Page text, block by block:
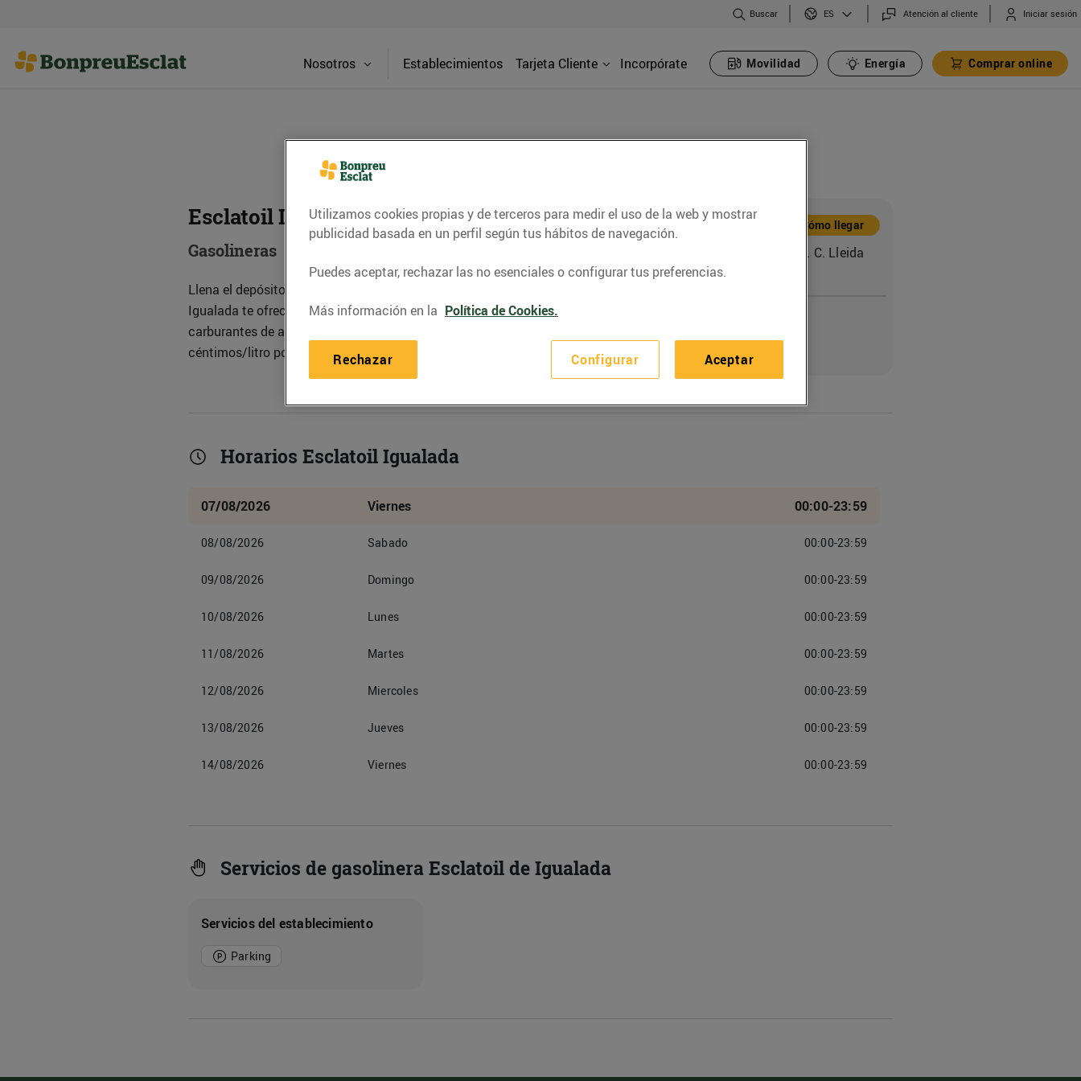
Buscar ES Atención al cliente Iniciar sesión
Nosotros Establecimientos Tarjeta Cliente Incorpórate Movilidad Energía Comprar online
Esclatoil Igualada
Gasolineras
Llena el depósito y ahorra en nuestras gasolineras 24h. En Esclatoil
Igualada te ofrecemos los mejores precios del mercado en
carburantes de alta calidad. Aprovecha el descuento de 5
céntimos/litro por ser cliente.
Dirección Cómo llegar
Av. Mestre Muntaner cant. C. Lleida
(08700) Igualada
93 661 84 31
Horarios Esclatoil Igualada
07/08/2026 Viernes 00:00-23:59
08/08/2026 Sabado 00:00-23:59
09/08/2026 Domingo 00:00-23:59
10/08/2026 Lunes 00:00-23:59
11/08/2026 Martes 00:00-23:59
12/08/2026 Miercoles 00:00-23:59
13/08/2026 Jueves 00:00-23:59
14/08/2026 Viernes 00:00-23:59
Servicios de gasolinera Esclatoil de Igualada
Servicios del establecimiento
Parking
Utilizamos cookies propias y de terceros para medir el uso de la web y mostrar
publicidad basada en un perfil según tus hábitos de navegación.
Puedes aceptar, rechazar las no esenciales o configurar tus preferencias.
Más información en la Política de Cookies.
Configurar
Rechazar Aceptar